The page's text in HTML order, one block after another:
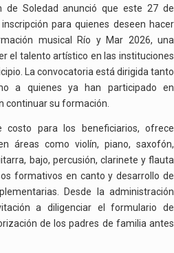
ÚLTIMA
OPORTUNIDAD
de Soledad anunció que este 27 de
para quienes deseen hacer
musical Río y Mar 2026, una
el talento artístico en las instituciones
La convocatoria está dirigida tanto
a quienes ya han participado en
continuar su formación.
costo para los beneficiarios, ofrece
áreas como violín, piano, saxofón,
bajo, percusión, clarinete y flauta
formativos en canto y desarrollo de
Desde la administración
a diligenciar el formulario de
de los padres de familia antes